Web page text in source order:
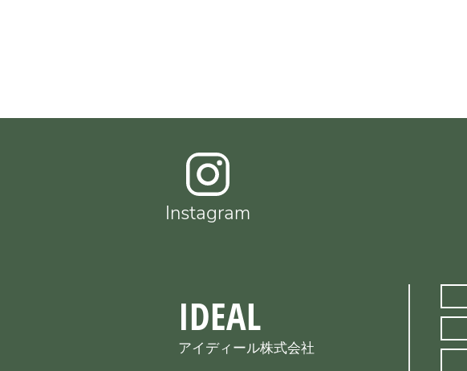
Instagram
IDEAL
アイディール株式会社